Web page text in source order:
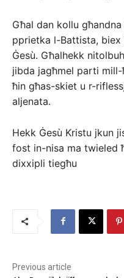
Għal dan kollu
pprietka l-Battista, biex
Ġesù. Għalhekk
jibda jagħmel parti
ħin għas-skiet u r-
aljenata.
Hekk Ġesù Kristu jkun
fost in-nisa ma twieled
dixxipli tiegħu
Previous article